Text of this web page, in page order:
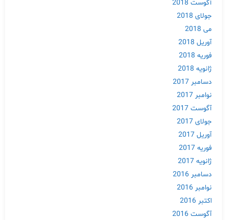
آگوست 2018
جولای 2018
می 2018
آوریل 2018
فوریه 2018
ژانویه 2018
دسامبر 2017
نوامبر 2017
آگوست 2017
جولای 2017
آوریل 2017
فوریه 2017
ژانویه 2017
دسامبر 2016
نوامبر 2016
اکتبر 2016
آگوست 2016